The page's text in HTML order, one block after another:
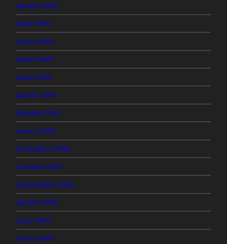
agosto 2009
julio 2009
junio 2009
mayo 2009
abril 2009
marzo 2009
febrero 2009
enero 2009
diciembre 2008
octubre 2008
septiembre 2008
agosto 2008
julio 2008
junio 2008